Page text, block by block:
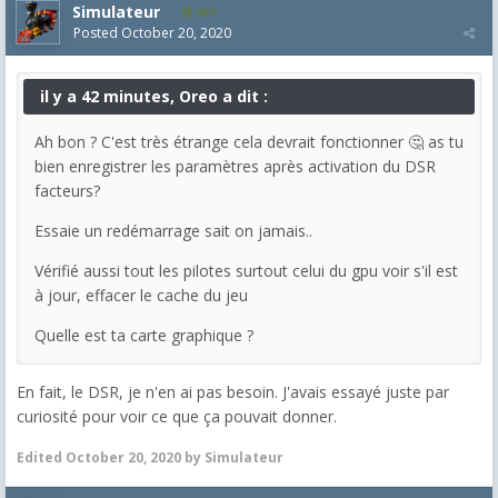
Simulateur 681
Posted October 20, 2020
il y a 42 minutes, Oreo a dit :
Ah bon ? C'est très étrange cela devrait fonctionner 🤔 as tu
bien enregistrer les paramètres après activation du DSR
facteurs?
Essaie un redémarrage sait on jamais..
Vérifié aussi tout les pilotes surtout celui du gpu voir s'il est
à jour, effacer le cache du jeu
Quelle est ta carte graphique ?
En fait, le DSR, je n'en ai pas besoin. J'avais essayé juste par
curiosité pour voir ce que ça pouvait donner.
Edited October 20, 2020 by Simulateur